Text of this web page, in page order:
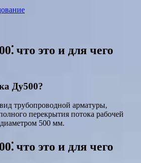
что это и для чего
Ду500?
трубопроводной арматуры,
перекрытия потока рабочей
500 мм.
что это и для чего